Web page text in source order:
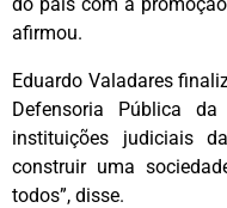
afirmou.
Eduardo Valadares
Defensoria Pública
instituições judiciais
construir uma
todos”, disse.